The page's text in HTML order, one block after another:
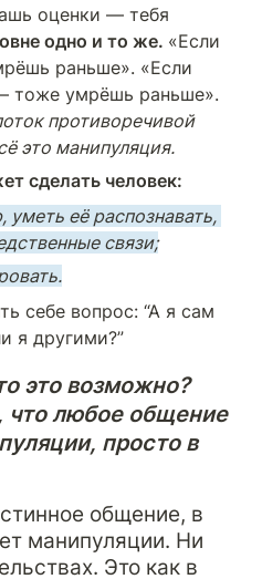
оценки — тебя
одно и то же. «Если
раньше». «Если
противоречивой
это манипуляция.
сделать человек:
её распознавать,
связи;
себе вопрос: “А я сам
я другими?”
это возможно?
что любое общение
просто в
общение, в
манипуляции. Ни
Это как в